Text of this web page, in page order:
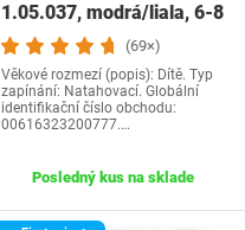
1.05.037, modrá/liala, 6-8
(69×)
Věkové rozmezí (popis): ‎Dítě. Typ
zapínání: Natahovací. Globální
identifikační číslo obchodu:
‎00616323200777.…
Posledný kus na sklade